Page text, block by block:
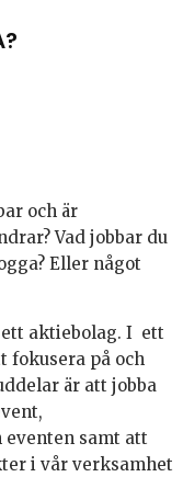
och är
Vad jobbar du
Eller något
ett aktiebolag. I ett
fokusera på och
är att jobba
eventen samt att
i vår verksamhet